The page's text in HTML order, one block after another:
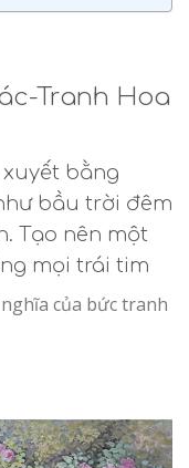
Tranh Hoa
bằng
bầu trời đêm
Tạo nên một
mọi trái tim
của bức tranh